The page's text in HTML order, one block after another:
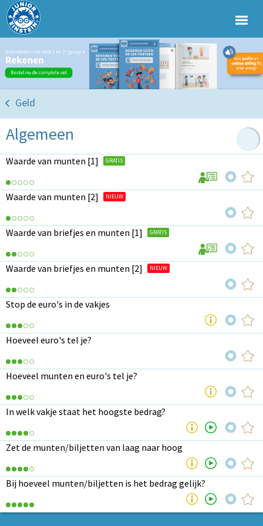
Geld
Algemeen
Waarde van munten [1] GRATIS
Waarde van munten [2] NIEUW
Waarde van briefjes en munten [1] GRATIS
Waarde van briefjes en munten [2] NIEUW
Stop de euro's in de vakjes
Hoeveel euro's tel je?
Hoeveel munten en euro's tel je?
In welk vakje staat het hoogste bedrag?
Zet de munten/biljetten van laag naar hoog
Bij hoeveel munten/biljetten is het bedrag gelijk?